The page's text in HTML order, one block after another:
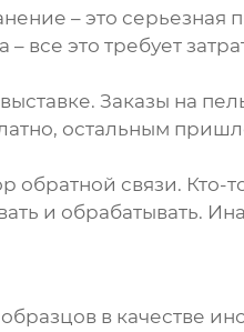
– это
это требует
Заказы на
остальным
связи. Кто-
и обрабатывать.
в качестве